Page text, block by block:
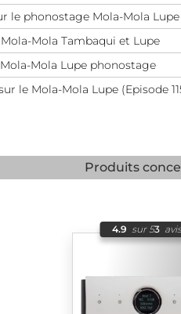
le phonostage Mola-Mola Lupe
Mola Tambaqui et Lupe
Mola Lupe phonostage
le Mola-Mola Lupe (Episode
Produits
4.9 sur 53 avis